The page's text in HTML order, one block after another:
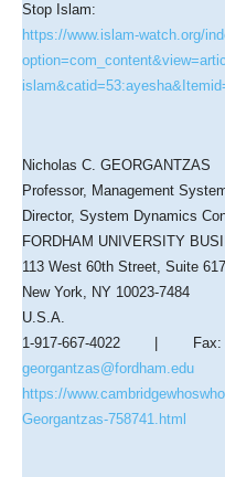
Stop Islam:
https://www.islam-watch.org/
Nicholas C. GEORGANTZAS
Professor, Management
Director, System Dynamics
FORDHAM UNIVERSITY
113 West 60th Street, Suite
New York, NY 10023-7484
U.S.A.
1-917-667-4022 |
georgantzas@fordham.edu
https://
Georgantzas-758741.html